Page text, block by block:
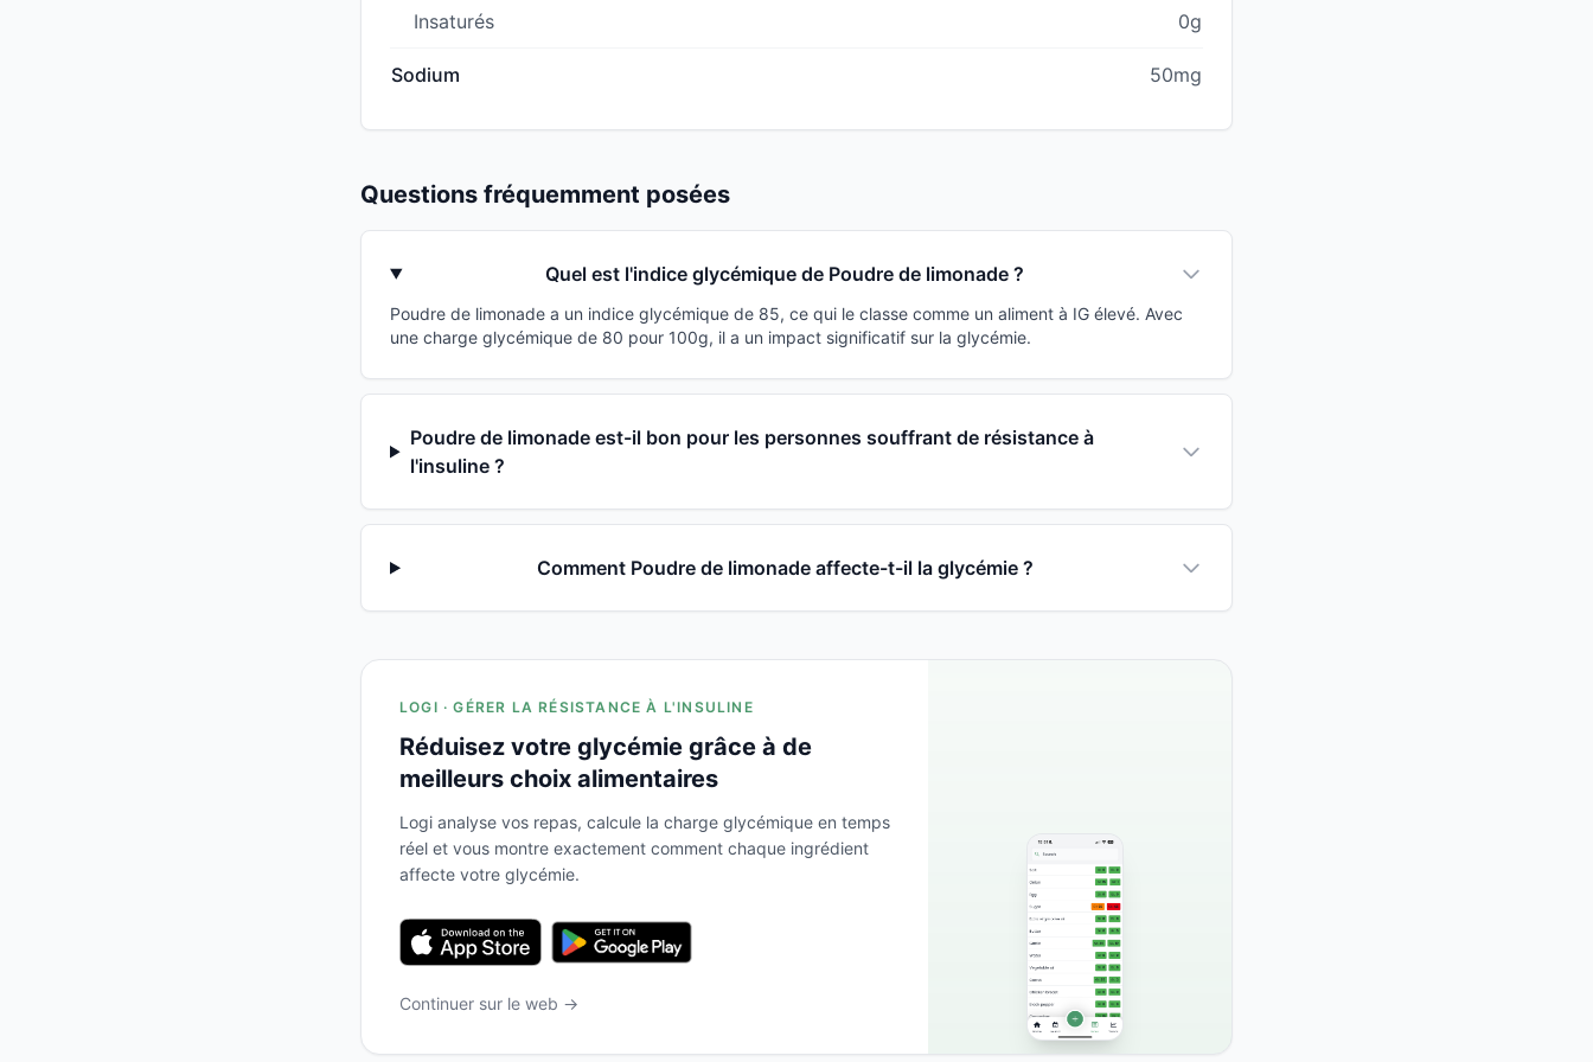
Insaturés 0g
Sodium 50mg
Questions fréquemment posées
Quel est l'indice glycémique de Poudre de limonade ?
Poudre de limonade a un indice glycémique de 85, ce qui le classe comme un aliment à IG élevé. Avec
une charge glycémique de 80 pour 100g, il a un impact significatif sur la glycémie.
Poudre de limonade est-il bon pour les personnes souffrant de résistance à
l'insuline ?
Comment Poudre de limonade affecte-t-il la glycémie ?
LOGI · GÉRER LA RÉSISTANCE À L'INSULINE
Réduisez votre glycémie grâce à de
meilleurs choix alimentaires
Logi analyse vos repas, calcule la charge glycémique en temps
réel et vous montre exactement comment chaque ingrédient
affecte votre glycémie.
Continuer sur le web →